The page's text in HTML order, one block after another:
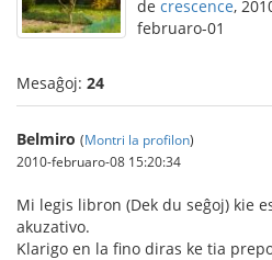
de crescence,
februaro-01
Mesaĝoj: 24
Belmiro (Montri la profilon)
2010-februaro-08 15:20:34
Mi legis libron (Dek du seĝoj) kie
akuzativo.
Klarigo en la fino diras ke tia